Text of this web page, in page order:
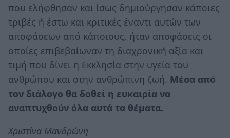
που ελήφθησαν και ίσως δημιούργησαν κάποιες
τριβές ή έστω και κριτικές έναντι αυτών των
αποφάσεων από κάποιους, ήταν αποφάσεις οι
οποίες επιβεβαίωναν τη διαχρονική αξία και
τιμή που δίνει η Εκκλησία στην υγεία του
ανθρώπου και στην ανθρώπινη ζωή. Μέσα από
τον διάλογο θα δοθεί η ευκαιρία να
αναπτυχθούν όλα αυτά τα θέματα.
Χριστίνα Μανδρώνη